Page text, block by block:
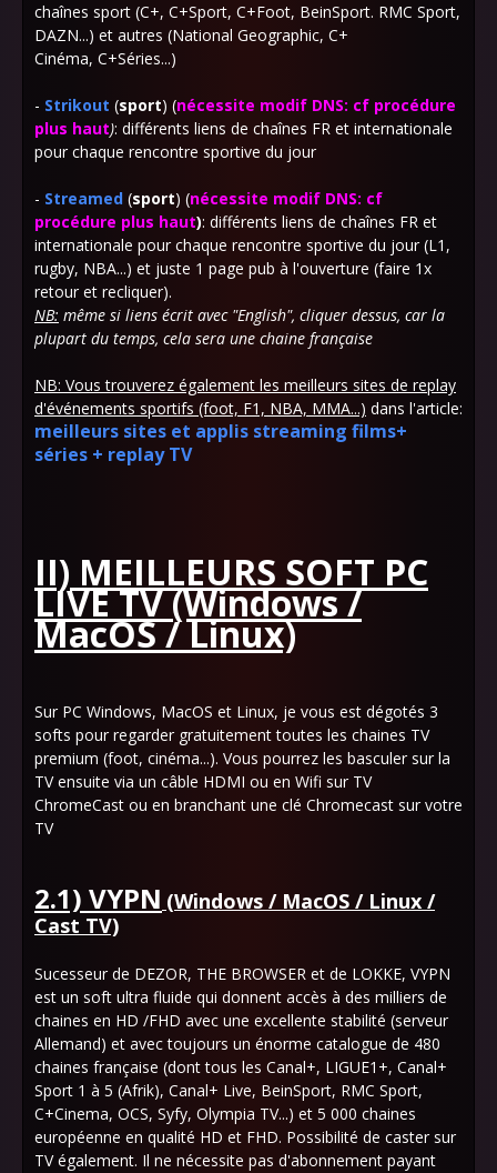
chaînes sport (C+, C+Sport, C+Foot, BeinSport. RMC Sport,
DAZN...) et autres (National Geographic, C+
Cinéma, C+Séries...)
- Strikout (sport) (nécessite modif DNS: cf procédure
plus haut): différents liens de chaînes FR et internationale
pour chaque rencontre sportive du jour
- Streamed (sport) (nécessite modif DNS: cf
procédure plus haut): différents liens de chaînes FR et
internationale pour chaque rencontre sportive du jour (L1,
rugby, NBA...) et juste 1 page pub à l'ouverture (faire 1x
retour et recliquer).
NB: même si liens écrit avec "English", cliquer dessus, car la
plupart du temps, cela sera une chaine française
NB: Vous trouverez également les meilleurs sites de replay
d'événements sportifs (foot, F1, NBA, MMA...) dans l'article:
meilleurs sites et applis streaming films+
séries + replay TV
II) MEILLEURS SOFT PC
LIVE TV (Windows /
MacOS / Linux)
Sur PC Windows, MacOS et Linux, je vous est dégotés 3
softs pour regarder gratuitement toutes les chaines TV
premium (foot, cinéma...). Vous pourrez les basculer sur la
TV ensuite via un câble HDMI ou en Wifi sur TV
ChromeCast ou en branchant une clé Chromecast sur votre
TV
2.1) VYPN (Windows / MacOS / Linux /
Cast TV)
Sucesseur de DEZOR, THE BROWSER et de LOKKE, VYPN
est un soft ultra fluide qui donnent accès à des milliers de
chaines en HD /FHD avec une excellente stabilité (serveur
Allemand) et avec toujours un énorme catalogue de 480
chaines française (dont tous les Canal+, LIGUE1+, Canal+
Sport 1 à 5 (Afrik), Canal+ Live, BeinSport, RMC Sport,
C+Cinema, OCS, Syfy, Olympia TV...) et 5 000 chaines
européenne en qualité HD et FHD. Possibilité de caster sur
TV également. Il ne nécessite pas d'abonnement payant